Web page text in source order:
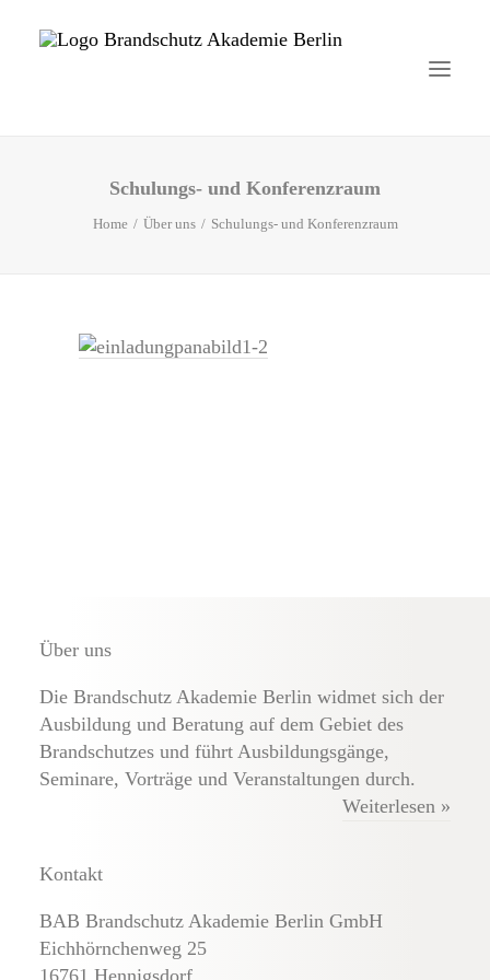
Startseite
Veranstaltungen
Schulungs- und Konferenzraum
Home Über uns Schulungs- und Konferenzraum
Über uns
Die Brandschutz Akademie Berlin widmet sich der
Ausbildung und Beratung auf dem Gebiet des
Brandschutzes und führt Ausbildungsgänge,
Seminare, Vorträge und Veranstaltungen durch.
Weiterlesen »
Kontakt
BAB Brandschutz Akademie Berlin GmbH
Eichhörnchenweg 25
16761 Hennigsdorf